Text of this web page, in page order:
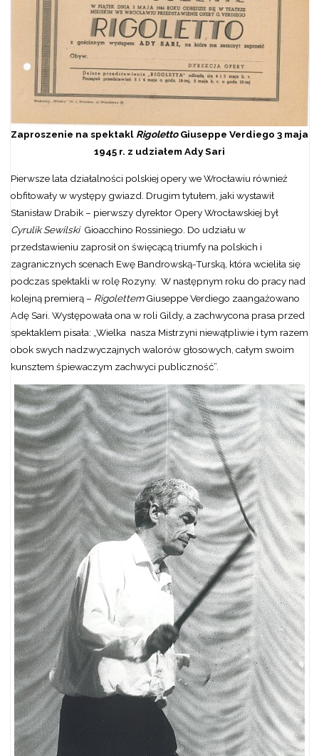
Zaproszenie na spektakl RigolettoGiuseppe Verdiego 3 maja
1945 r. z udziałem Ady Sari
Pierwsze lata działalności polskiej opery we Wrocławiu również
obfitowały w występy gwiazd. Drugim tytułem, jaki wystawił
Stanisław Drabik – pierwszy dyrektor Opery Wrocławskiej był
Cyrulik Sewilski Gioacchino Rossiniego. Do udziału w
przedstawieniu zaprosił on święcącą triumfy na polskich i
zagranicznych scenach Ewę Bandrowską-Turską, która wcieliła się
podczas spektakli w rolę Rozyny. W następnym roku do pracy nad
kolejną premierą – RigolettemGiuseppe Verdiego zaangażowano
Adę Sari. Występowała ona w roli Gildy, a zachwycona prasa przed
spektaklem pisała: „Wielka nasza Mistrzyni niewątpliwie i tym razem
obok swych nadzwyczajnych walorów głosowych, całym swoim
kunsztem śpiewaczym zachwyci publiczność”.